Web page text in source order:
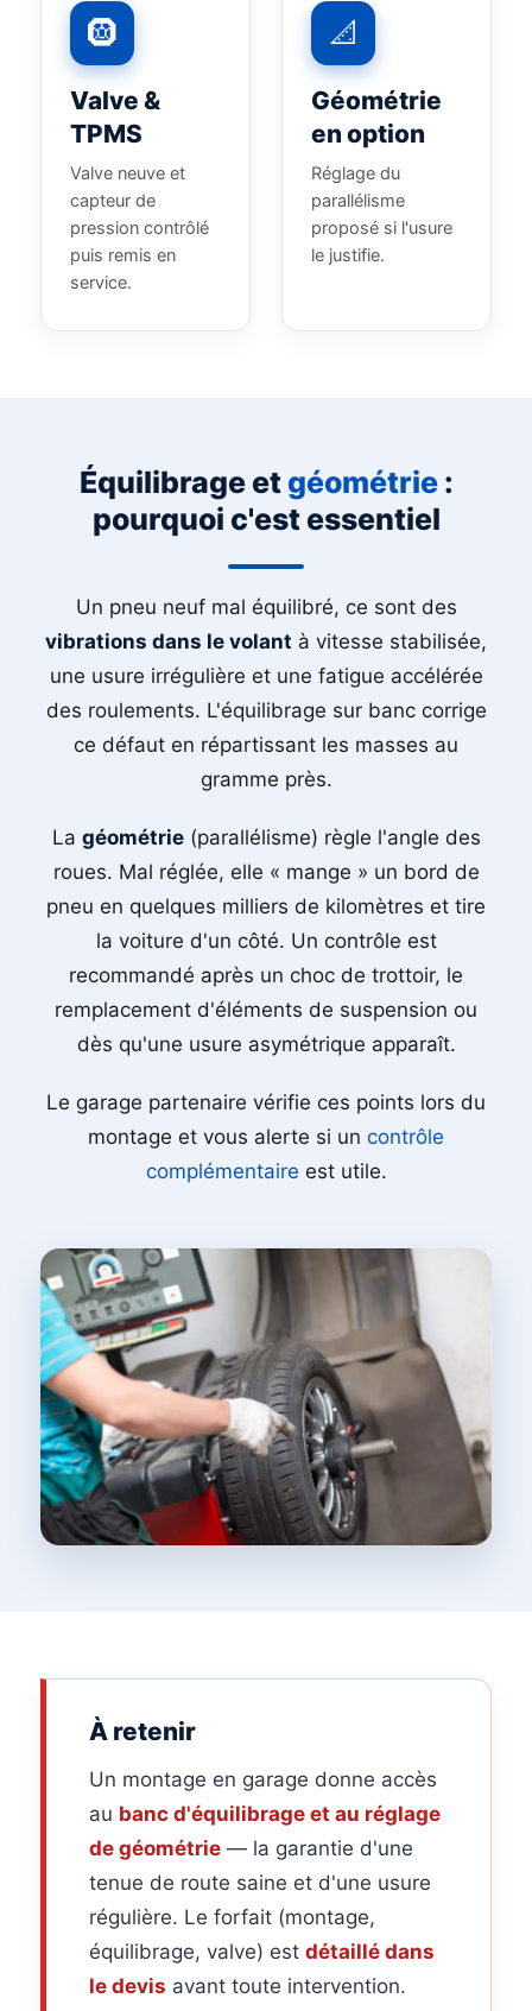
🛞
Valve &
TPMS
Valve neuve et
capteur de
pression contrôlé
puis remis en
service.
📐
Géométrie
en option
Réglage du
parallélisme
proposé si l'usure
le justifie.
Équilibrage et géométrie:
pourquoi c'est essentiel
Un pneu neuf mal équilibré, ce sont des
vibrations dans le volant à vitesse stabilisée,
une usure irrégulière et une fatigue accélérée
des roulements. L'équilibrage sur banc corrige
ce défaut en répartissant les masses au
gramme près.
La géométrie(parallélisme) règle l'angle des
roues. Mal réglée, elle « mange » un bord de
pneu en quelques milliers de kilomètres et tire
la voiture d'un côté. Un contrôle est
recommandé après un choc de trottoir, le
remplacement d'éléments de suspension ou
dès qu'une usure asymétrique apparaît.
Le garage partenaire vérifie ces points lors du
montage et vous alerte si un contrôle
complémentaire est utile.
À retenir
Un montage en garage donne accès
au banc d'équilibrage et au réglage
de géométrie — la garantie d'une
tenue de route saine et d'une usure
régulière. Le forfait (montage,
équilibrage, valve) est détaillé dans
le devis avant toute intervention.